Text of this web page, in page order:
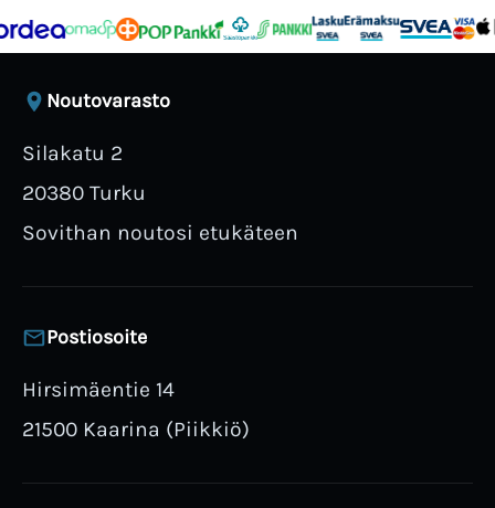
Noutovarasto
Silakatu 2
20380 Turku
Sovithan noutosi etukäteen
Postiosoite
Hirsimäentie 14
21500 Kaarina (Piikkiö)